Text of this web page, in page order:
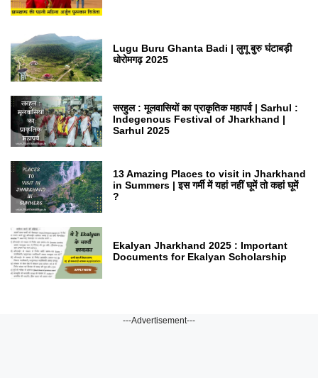
Lugu Buru Ghanta Badi | लुगू बुरु घंटाबड़ी
धोरोमगढ़ 2025
सरहुल : मूलवासियों का प्राकृतिक महापर्व | Sarhul :
Indegenous Festival of Jharkhand |
Sarhul 2025
13 Amazing Places to visit in Jharkhand
in Summers | इस गर्मी में यहां नहीं घूमें तो कहां घूमें
?
Ekalyan Jharkhand 2025 : Important
Documents for Ekalyan Scholarship
---Advertisement---